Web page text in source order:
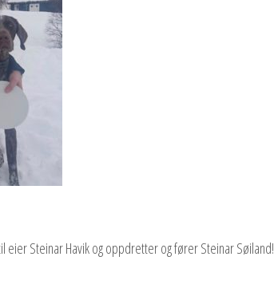
eier Steinar Havik og oppdretter og fører Steinar Søiland!